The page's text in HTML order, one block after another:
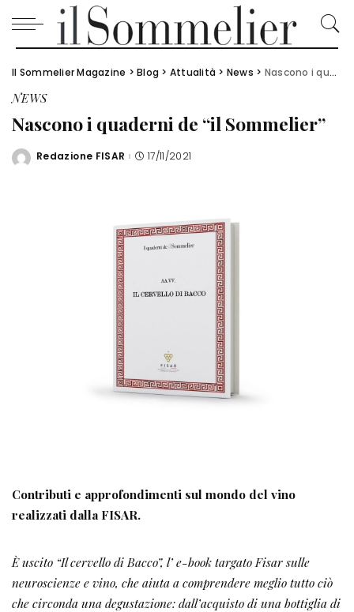
Il Sommelier Magazine >Blog > Attualità > News > Nascono i quaderni de “il Sommelier”
NEWS
Nascono i quaderni de “il Sommelier”
Posted
Redazione FISAR 17/11/2021
Contributi e approfondimenti sul mondo del vino
realizzati dalla FISAR.
È uscito “Il cervello di Bacco”, l’ e-book targato Fisar sulle
neuroscienze e vino, che aiuta a comprendere meglio tutto ciò
che circonda una degustazione: dall’acquisto di una bottiglia di